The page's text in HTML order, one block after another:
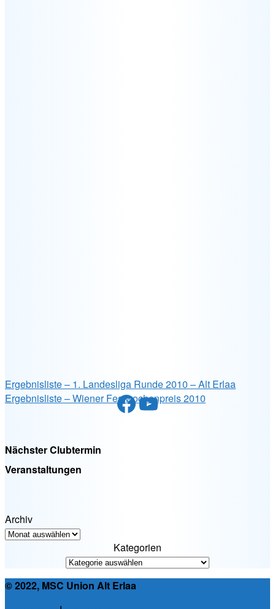
Ergebnisliste – 1. Landesliga Runde 2010 – Alt Erlaa
Ergebnisliste – Wiener Festwochenpreis 2010
Facebook
YouTube
Nächster Clubtermin
Veranstaltungen
Archiv
Kategorien
© 2022, MSC Union Alt Erlaa